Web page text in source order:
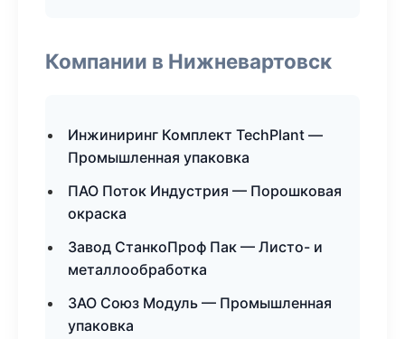
Компании в Нижневартовск
Инжиниринг Комплект TechPlant —
Промышленная упаковка
ПАО Поток Индустрия — Порошковая
окраска
Завод СтанкоПроф Пак — Листо- и
металлообработка
ЗАО Союз Модуль — Промышленная
упаковка